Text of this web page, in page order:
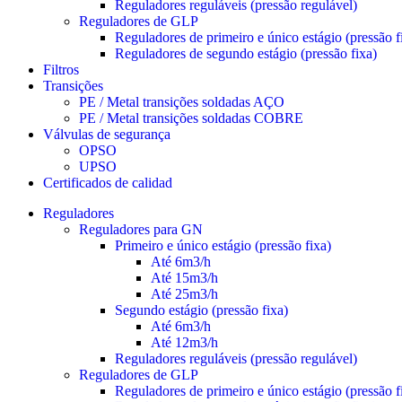
Reguladores reguláveis (pressão regulável)
Reguladores de GLP
Reguladores de primeiro e único estágio (pressão
Reguladores de segundo estágio (pressão fixa)
Filtros
Transições
PE / Metal transições soldadas AÇO
PE / Metal transições soldadas COBRE
Válvulas de segurança
OPSO
UPSO
Certificados de calidad
Reguladores
Reguladores para GN
Primeiro e único estágio (pressão fixa)
Até 6m3/h
Até 15m3/h
Até 25m3/h
Segundo estágio (pressão fixa)
Até 6m3/h
Até 12m3/h
Reguladores reguláveis (pressão regulável)
Reguladores de GLP
Reguladores de primeiro e único estágio (pressão